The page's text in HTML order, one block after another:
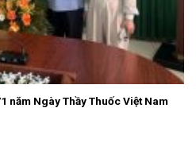
năm Ngày Thầy Thuốc Việt Nam